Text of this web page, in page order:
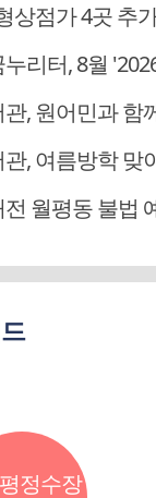
상점가 4곳 추
, 8월 '2026 찾아가
민과 함께하는 '모든 영
학 맞이 다채로운 독서
불법 예식장…서구의회 예
정수장